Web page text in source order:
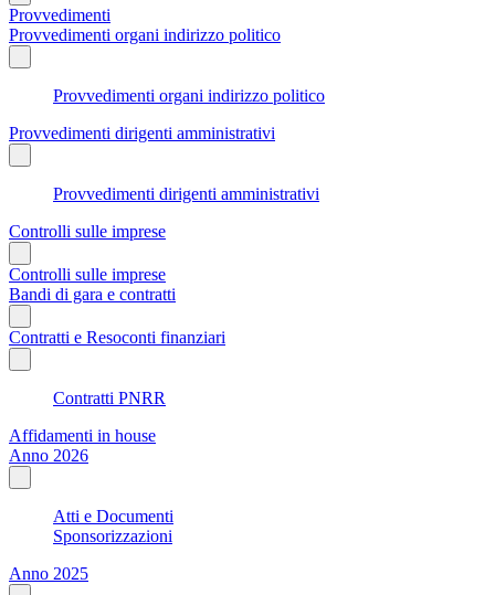
Provvedimenti
Provvedimenti organi indirizzo politico
Provvedimenti organi indirizzo politico
Provvedimenti dirigenti amministrativi
Provvedimenti dirigenti amministrativi
Controlli sulle imprese
Controlli sulle imprese
Bandi di gara e contratti
Contratti e Resoconti finanziari
Contratti PNRR
Affidamenti in house
Anno 2026
Atti e Documenti
Sponsorizzazioni
Anno 2025